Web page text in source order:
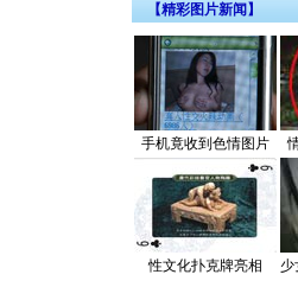
【精彩图片新闻】
手机竟收到色情图片
性文化扑克牌亮相 少